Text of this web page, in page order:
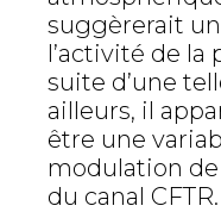
suggèrerait
l’activité de la
suite d’une
ailleurs, il
être une
modulation
du canal CFTR.